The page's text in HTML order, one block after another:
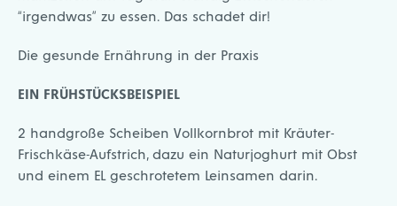
“irgendwas” zu essen. Das schadet dir!
Die gesunde Ernährung in der Praxis
EIN FRÜHSTÜCKSBEISPIEL
2 handgroße Scheiben Vollkornbrot mit Kräuter-
Frischkäse-Aufstrich, dazu ein Naturjoghurt mit Obst
und einem EL geschrotetem Leinsamen darin.